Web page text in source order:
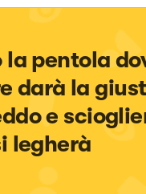
pentola
darà la
e
legherà